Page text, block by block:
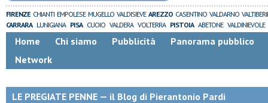
FIRENZE CHIANTI EMPOLESE MUGELLO VALDISIEVE AREZZO CASENTINO VALDARNO
CARRARA LUNIGIANA PISA CUOIO VALDERA VOLTERRA PISTOIA ABETONE VALDINIEVOLE
Home Chi siamo Pubblicità
Panorama pubblico
Network
LE PREGIATE PENNE — il Blog di Pierantonio Pardi